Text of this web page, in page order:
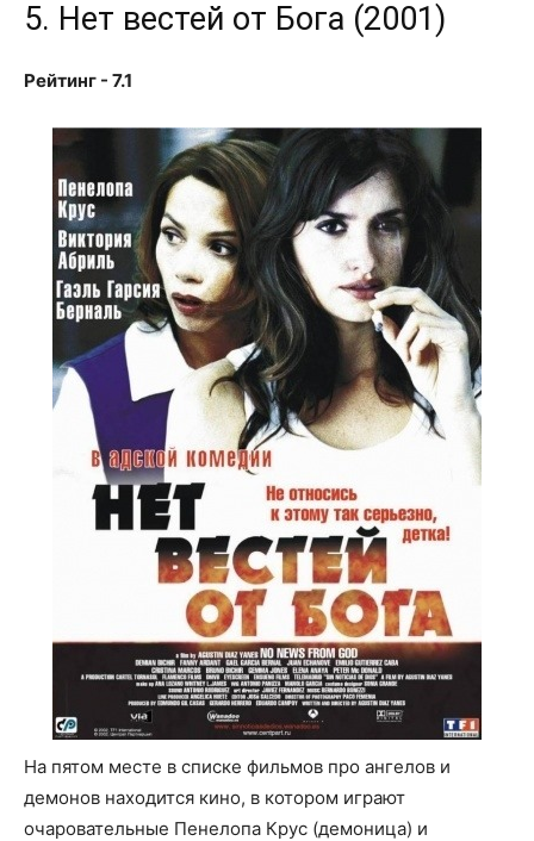
5. Нет вестей от Бога (2001)
Рейтинг - 7.1
На пятом месте в списке фильмов про ангелов и
демонов находится кино, в котором играют
очаровательные Пенелопа Крус (демоница) и